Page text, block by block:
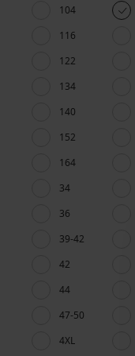
104
116
122
134
140
152
164
34
36
39-42
42
44
47-50
4XL